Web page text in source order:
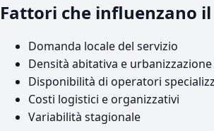
Fattori che influenzano il
Domanda locale del servizio
Densità abitativa e urbanizzazione
Disponibilità di operatori
Costi logistici e organizzativi
Variabilità stagionale